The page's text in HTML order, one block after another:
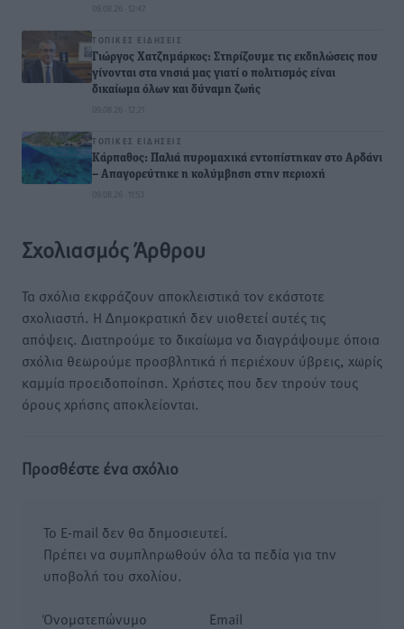
09.08.26 · 12:47
ΤΟΠΙΚΈΣ ΕΙΔΉΣΕΙΣ
Γιώργος Χατζημάρκος: Στηρίζουμε τις εκδηλώσεις που
γίνονται στα νησιά μας γιατί ο πολιτισμός είναι
δικαίωμα όλων και δύναμη ζωής
09.08.26 · 12:21
ΤΟΠΙΚΈΣ ΕΙΔΉΣΕΙΣ
Κάρπαθος: Παλιά πυρομαχικά εντοπίστηκαν στο Αρδάνι
– Απαγορεύτηκε η κολύμβηση στην περιοχή
09.08.26 · 11:53
Σχολιασμός Άρθρου
Τα σχόλια εκφράζουν αποκλειστικά τον εκάστοτε
σχολιαστή. Η Δημοκρατική δεν υιοθετεί αυτές τις
απόψεις. Διατηρούμε το δικαίωμα να διαγράψουμε όποια
σχόλια θεωρούμε προσβλητικά ή περιέχουν ύβρεις, χωρίς
καμμία προειδοποίηση. Χρήστες που δεν τηρούν τους
όρους χρήσης αποκλείονται.
Προσθέστε ένα σχόλιο
Το E-mail δεν θα δημοσιευτεί.
Πρέπει να συμπληρωθούν όλα τα πεδία για την
υποβολή του σχολίου.
Όνοματεπώνυμο Email